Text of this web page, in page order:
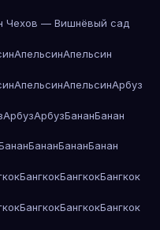
Чехов — Вишнёвый сад
АпельсинАпельсин
АпельсинАпельсинАрбуз
АрбузАрбузБананБанан
БананБананБанан
БангкокБангкокБангкок
БангкокБангкокБангкок